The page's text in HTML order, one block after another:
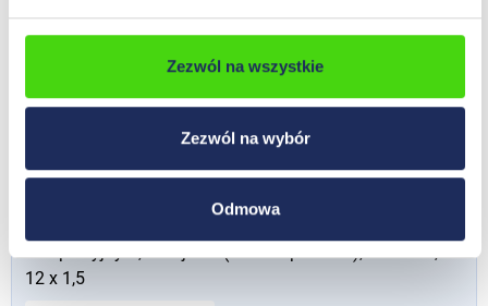
Zezwól na wszystkie
Zezwól na wybór
Odmowa
Stopień ochrony IP 68
z silikonową uszczelką
kompresyjnym, wersja LT (low temperature), 2 - 3 mm, M
12 x 1,5